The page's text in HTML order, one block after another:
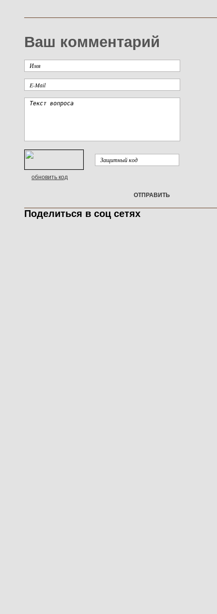
Ваш комментарий
обновить код
ОТПРАВИТЬ
Поделиться в соц сетях